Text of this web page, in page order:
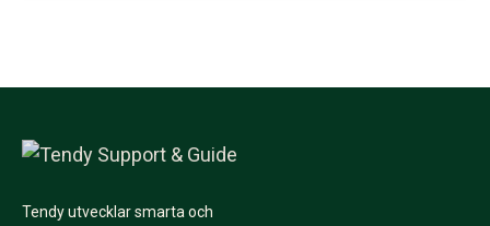
Tendy utvecklar smarta och